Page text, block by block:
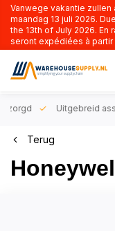
Vanwege vakantie
maandag 13 juli 2026.
the 13th of July 2026.
seront expédiées à partir
Uitgebreid
Terug